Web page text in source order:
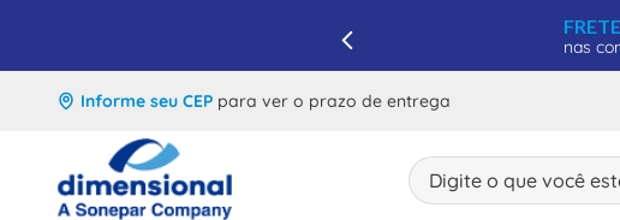
nas
Informe seu CEP para ver o prazo de entrega
Digite o que você está